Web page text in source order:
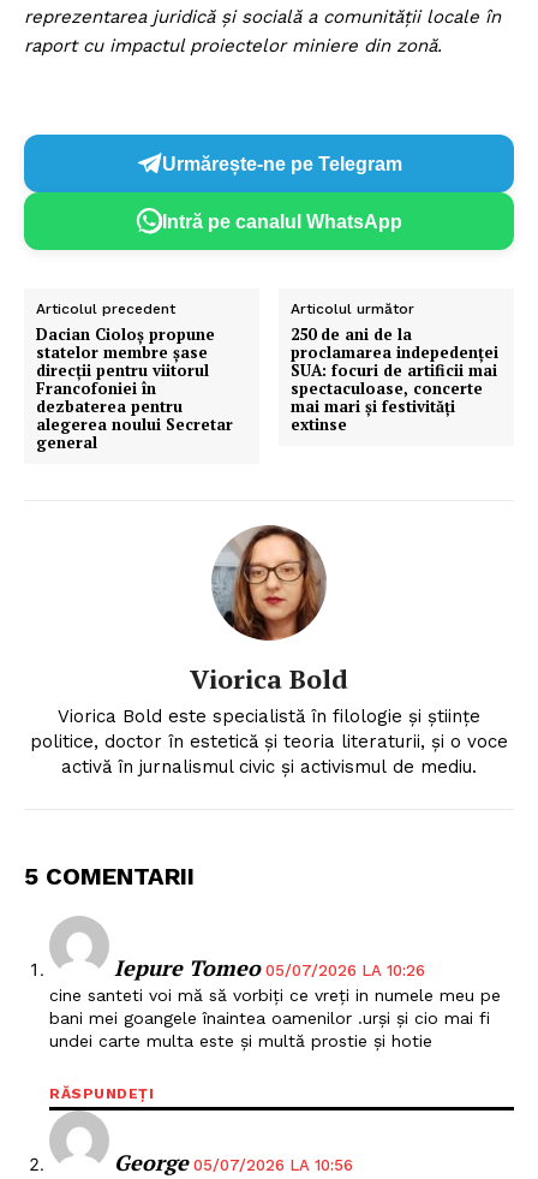
Un proiect
FREEDOM HOUSE ROMÂNIA
PRESShub
Despre noi / Echipa
reprezentarea juridică și socială a comunității locale în
raport cu impactul proiectelor miniere din zonă.
Urmărește-ne pe Telegram
Intră pe canalul WhatsApp
Articolul precedent
Dacian Cioloș propune
statelor membre șase
direcții pentru viitorul
Francofoniei în
dezbaterea pentru
alegerea noului Secretar
general
Articolul următor
250 de ani de la
proclamarea indepedenței
SUA: focuri de artificii mai
spectaculoase, concerte
mai mari și festivități
extinse
Viorica Bold
Viorica Bold este specialistă în filologie și științe
politice, doctor în estetică și teoria literaturii, și o voce
activă în jurnalismul civic și activismul de mediu.
5 COMENTARII
Iepure Tomeo 05/07/2026 LA 10:26
cine santeti voi mă să vorbiți ce vreți in numele meu pe
bani mei goangele înaintea oamenilor .urși și cio mai fi
undei carte multa este și multă prostie și hotie
RĂSPUNDEȚI
George 05/07/2026 LA 10:56